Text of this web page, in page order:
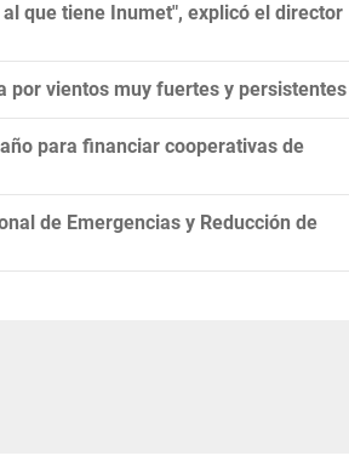
que tiene Inumet", explicó el director
por vientos muy fuertes y persistentes
para financiar cooperativas de
de Emergencias y Reducción de